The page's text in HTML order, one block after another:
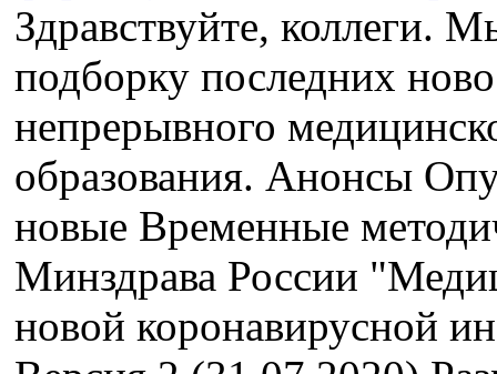
Здравствуйте, коллеги.
подборку последних
непрерывного
образования. Анонсы
новые Временные
Минздрава России
новой коронавирусной